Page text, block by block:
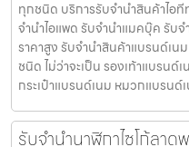
ทุกชนิด บริการรับจำนำสินค้าไอที
จำนำไอแพด รับจำนำแมคบุ๊ค รับ
ราคาสูง รับจำนำสินค้าแบรนด์เ
ชนิด ไม่ว่าจะเป็น รองเท้าแบรนด์
กระเป๋าแบรนด์เนม หมวกแบรน
รับจำนำนาฬิกาไซโก้ลาด